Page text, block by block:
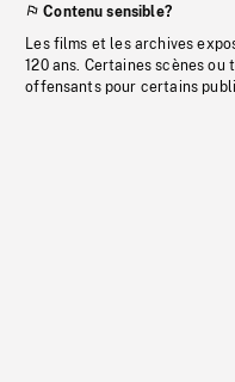
Contenu sensible?
Les films et les archives
120 ans. Certaines scènes
offensants pour certains